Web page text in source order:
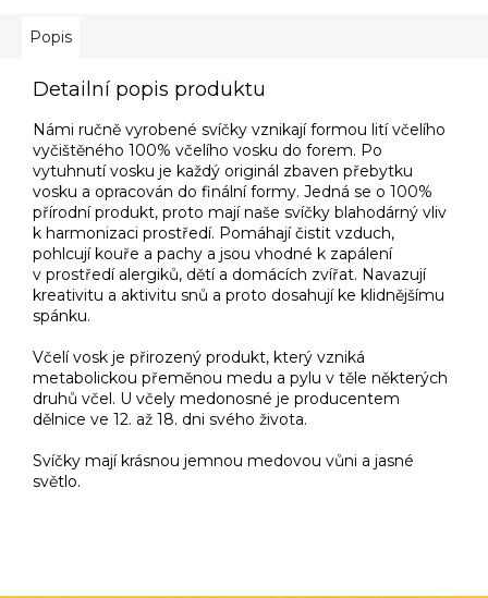
Popis
Detailní popis produktu
Námi ručně vyrobené svíčky vznikají formou lití včelího
vyčištěného 100% včelího vosku do forem. Po
vytuhnutí vosku je každý originál zbaven přebytku
vosku a opracován do finální formy. Jedná se o 100%
přírodní produkt, proto mají naše svíčky blahodárný vliv
k harmonizaci prostředí. Pomáhají čistit vzduch,
pohlcují kouře a pachy a jsou vhodné k zapálení
v prostředí alergiků, dětí a domácích zvířat. Navazují
kreativitu a aktivitu snů a proto dosahují ke klidnějšímu
spánku.
Včelí vosk je přirozený produkt, který vzniká
metabolickou přeměnou medu a pylu v těle některých
druhů včel. U včely medonosné je producentem
dělnice ve 12. až 18. dni svého života.
Svíčky mají krásnou jemnou medovou vůni a jasné
světlo.